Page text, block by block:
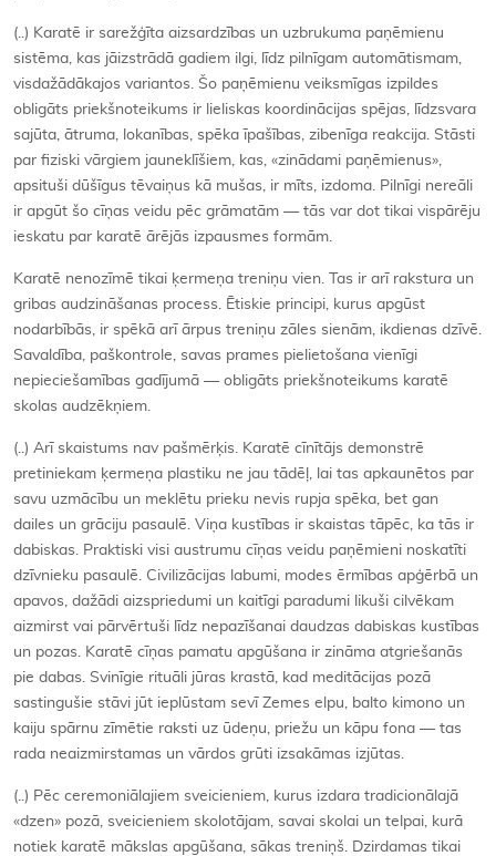
(..) Karatē ir sarežģīta aizsardzības un uzbrukuma paņēmienu
sistēma, kas jāizstrādā gadiem ilgi, līdz pilnīgam automātismam,
visdažādākajos variantos. Šo paņēmienu veiksmīgas izpildes
obligāts priekšnoteikums ir lieliskas koordinācijas spējas, līdzsvara
sajūta, ātruma, lokanības, spēka īpašības, zibenīga reakcija. Stāsti
par fiziski vārgiem jauneklīšiem, kas, «zinādami paņēmienus»,
apsituši dūšīgus tēvaiņus kā mušas, ir mīts, izdoma. Pilnīgi nereāli
ir apgūt šo cīņas veidu pēc grāmatām — tās var dot tikai vispārēju
ieskatu par karatē ārējās izpausmes formām.
Karatē nenozīmē tikai ķermeņa treniņu vien. Tas ir arī rakstura un
gribas audzināšanas process. Ētiskie principi, kurus apgūst
nodarbībās, ir spēkā arī ārpus treniņu zāles sienām, ikdienas dzīvē.
Savaldība, paškontrole, savas prames pielietošana vienīgi
nepieciešamības gadījumā — obligāts priekšnoteikums karatē
skolas audzēkņiem.
(..) Arī skaistums nav pašmērķis. Karatē cīnītājs demonstrē
pretiniekam ķermeņa plastiku ne jau tādēļ, lai tas apkaunētos par
savu uzmācību un meklētu prieku nevis rupja spēka, bet gan
dailes un grāciju pasaulē. Viņa kustības ir skaistas tāpēc, ka tās ir
dabiskas. Praktiski visi austrumu cīņas veidu paņēmieni noskatīti
dzīvnieku pasaulē. Civilizācijas labumi, modes ērmības apģērbā un
apavos, dažādi aizspriedumi un kaitīgi paradumi likuši cilvēkam
aizmirst vai pārvērtuši līdz nepazīšanai daudzas dabiskas kustības
un pozas. Karatē cīņas pamatu apgūšana ir zināma atgriešanās
pie dabas. Svinīgie rituāli jūras krastā, kad meditācijas pozā
sastingušie stāvi jūt ieplūstam sevī Zemes elpu, balto kimono un
kaiju spārnu zīmētie raksti uz ūdeņu, priežu un kāpu fona — tas
rada neaizmirstamas un vārdos grūti izsakāmas izjūtas.
(..) Pēc ceremoniālajiem sveicieniem, kurus izdara tradicionālajā
«dzen» pozā, sveicieniem skolotājam, savai skolai un telpai, kurā
notiek karatē mākslas apgūšana, sākas treniņš. Dzirdamas tikai